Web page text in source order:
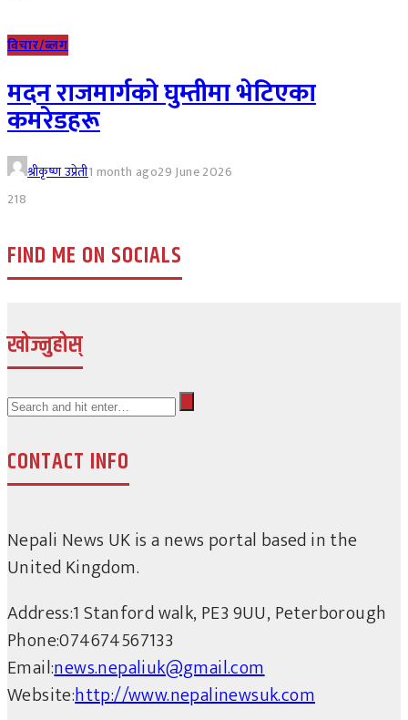
विचार/ब्लग
मदन राजमार्गको घुम्तीमा भेटिएका
कमरेडहरू
श्रीकृष्ण उप्रेती1 month ago29 June 2026
218
FIND ME ON SOCIALS
खोज्नुहोस्
CONTACT INFO
Nepali News UK is a news portal based in the
United Kingdom.
Address:1 Stanford walk, PE3 9UU, Peterborough
Phone:074674567133
Email:news.nepaliuk@gmail.com
Website:http://www.nepalinewsuk.com